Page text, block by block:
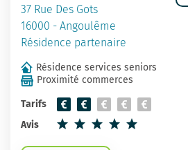
37 Rue Des Gots
16000 - Angoulême
Résidence partenaire
Résidence services seniors
Proximité commerces
Tarifs
Avis